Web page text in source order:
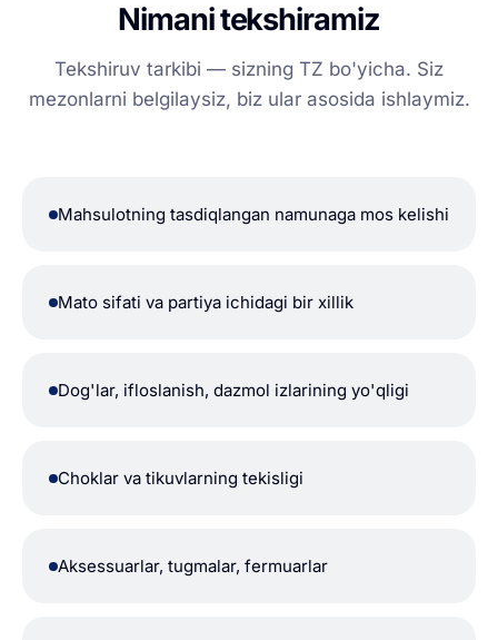
Nimani tekshiramiz
Tekshiruv tarkibi — sizning TZ bo'yicha. Siz
mezonlarni belgilaysiz, biz ular asosida ishlaymiz.
Mahsulotning tasdiqlangan namunaga mos kelishi
Mato sifati va partiya ichidagi bir xillik
Dog'lar, ifloslanish, dazmol izlarining yo'qligi
Choklar va tikuvlarning tekisligi
Aksessuarlar, tugmalar, fermuarlar